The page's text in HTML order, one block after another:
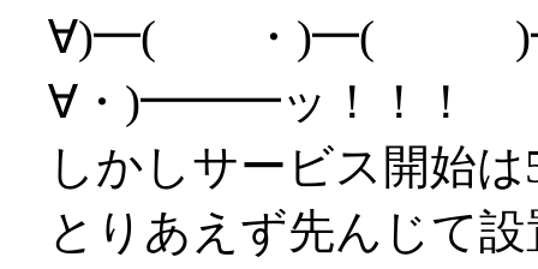
∀)━( ・)━(
∀・)━━━ッ！！！
しかしサービス開始
とりあえず先んじて